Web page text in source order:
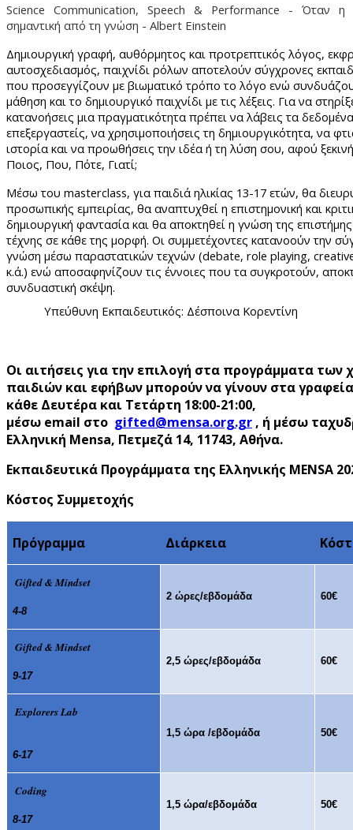
Science Communication, Speech & Performance - Όταν η
σημαντική από τη γνώση - Albert Einstein
Δημιουργική γραφή, αυθόρμητος και προτρεπτικός λόγος,
αυτοσχεδιασμός, παιχνίδι ρόλων αποτελούν σύγχρονες
που προσεγγίζουν με βιωματικό τρόπο το λόγο ενώ
μάθηση και το δημιουργικό παιχνίδι με τις λέξεις. Για να
κατανοήσεις μια πραγματικότητα πρέπει να λάβεις τα
επεξεργαστείς, να χρησιμοποιήσεις τη δημιουργικότητα, να
ιστορία και να προωθήσεις την ιδέα ή τη λύση σου, αφού
Ποιος, Που, Πότε, Γιατί;
Μέσω του masterclass, για παιδιά ηλικίας 13-17 ετών, θα
προσωπικής εμπειρίας, θα αναπτυχθεί η επιστημονική και
δημιουργική φαντασία και θα αποκτηθεί η γνώση της
τέχνης σε κάθε της μορφή. Οι συμμετέχοντες κατανοούν την
γνώση μέσω παραστατικών τεχνών (debate, role playing,
κ.ά.) ενώ αποσαφηνίζουν τις έννοιες που τα συγκροτούν,
συνδυαστική σκέψη.
Υπεύθυνη Εκπαιδευτικός: Δέσποινα Κορεντίνη
Οι αιτήσεις για την επιλογή στα προγράμματα των
παιδιών και εφήβων μπορούν να γίνουν στα
κάθε Δευτέρα και Τετάρτη 18:00-21:00,
μέσω email στο gifted@mensa.org.gr, ή μέσω
Ελληνική Mensa, Πετμεζά 14, 11743, Αθήνα.
Εκπαιδευτικά Προγράμματα της Ελληνικής MENSA
Κόστος Συμμετοχής
Πρόγραμμα Διάρκεια
Gifted & Mindset
4-8
2 ώρες/εβδομάδα 60€
Gifted & Mindset
9-17
2,5 ώρες/εβδομάδα 60€
Explorers Lab
6-17
1,5 ώρα /εβδομάδα 50€
Coding
8-17
1,5 ώρα/εβδομάδα 50€